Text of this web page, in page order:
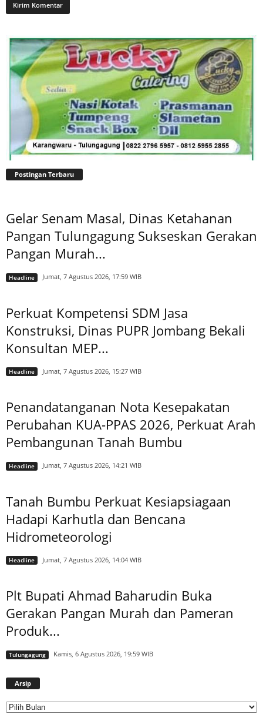
Postingan Terbaru
Gelar Senam Masal, Dinas Ketahanan
Pangan Tulungagung Sukseskan Gerakan
Pangan Murah...
Headline Jumat, 7 Agustus 2026, 17:59 WIB
Perkuat Kompetensi SDM Jasa
Konstruksi, Dinas PUPR Jombang Bekali
Konsultan MEP...
Headline Jumat, 7 Agustus 2026, 15:27 WIB
Penandatanganan Nota Kesepakatan
Perubahan KUA-PPAS 2026, Perkuat Arah
Pembangunan Tanah Bumbu
Headline Jumat, 7 Agustus 2026, 14:21 WIB
Tanah Bumbu Perkuat Kesiapsiagaan
Hadapi Karhutla dan Bencana
Hidrometeorologi
Headline Jumat, 7 Agustus 2026, 14:04 WIB
Plt Bupati Ahmad Baharudin Buka
Gerakan Pangan Murah dan Pameran
Produk...
Tulungagung Kamis, 6 Agustus 2026, 19:59 WIB
Arsip